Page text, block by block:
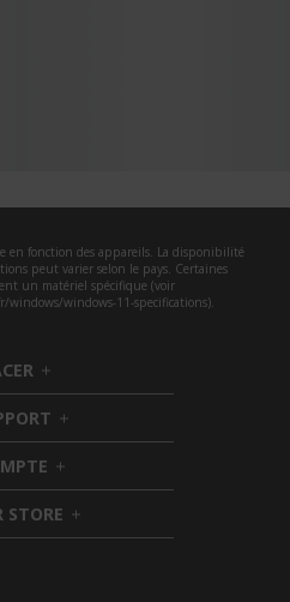
en fonction des appareils. La disponibilité
peut varier selon le pays. Certaines
un matériel spécifique (voir
windows-11-specifications).
h
i
d
d
e
n
h
i
d
d
e
n
h
i
d
d
STORE h
i